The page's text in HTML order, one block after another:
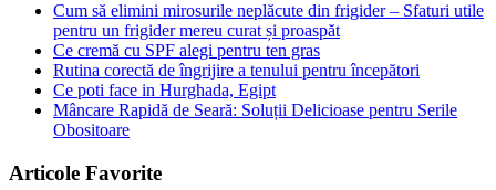
Cum să elimini mirosurile neplăcute din frigider – Sfaturi utile
pentru un frigider mereu curat și proaspăt
Ce cremă cu SPF alegi pentru ten gras
Rutina corectă de îngrijire a tenului pentru începători
Ce poti face in Hurghada, Egipt
Mâncare Rapidă de Seară: Soluții Delicioase pentru Serile
Obositoare
Articole Favorite